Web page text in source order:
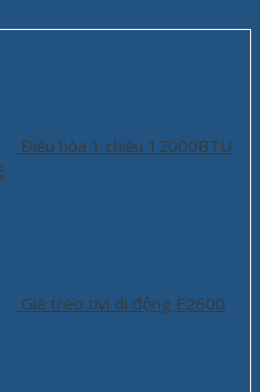
Điều hòa 1 chiều 12000BTU
Giá treo tivi di động E2600